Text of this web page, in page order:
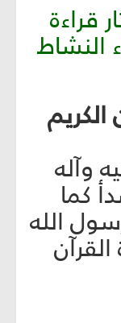
قراءة
النشاط
الكريم
وآله
كما
الله